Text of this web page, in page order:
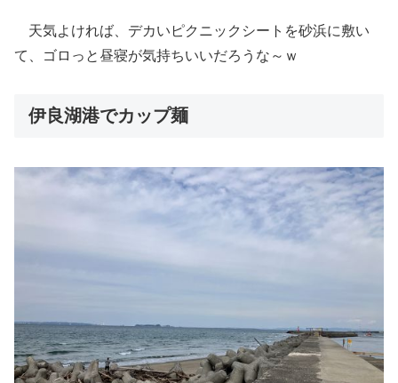
天気よければ、デカいピクニックシートを砂浜に敷い
て、ゴロっと昼寝が気持ちいいだろうな～ｗ
伊良湖港でカップ麺